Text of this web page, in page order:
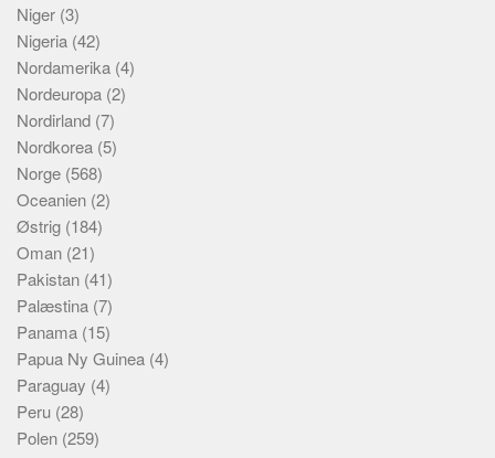
Niger (3)
Nigeria (42)
Nordamerika (4)
Nordeuropa (2)
Nordirland (7)
Nordkorea (5)
Norge (568)
Oceanien (2)
Østrig (184)
Oman (21)
Pakistan (41)
Palæstina (7)
Panama (15)
Papua Ny Guinea (4)
Paraguay (4)
Peru (28)
Polen (259)